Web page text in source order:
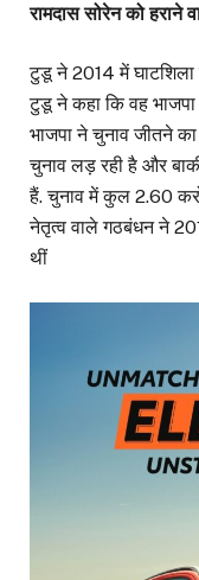
रामदास सोरेन को हराने
टुडू ने 2014 में घाटशिला
टुडू ने कहा कि वह
भाजपा ने चुनाव जीतने
चुनाव लड़ रही है और
हैं. चुनाव में कुल 2.60
नेतृत्व वाले गठबंधन ने
थीं